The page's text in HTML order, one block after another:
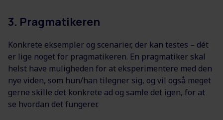
3. Pragmatikeren
Konkrete eksempler og scenarier, der kan testes – dét
er lige noget for pragmatikeren. En pragmatiker skal
helst have muligheden for at eksperimentere med den
nye viden, som hun/han tilegner sig, og vil også meget
gerne skille det konkrete ad og samle det igen, for at
se hvordan det fungerer.